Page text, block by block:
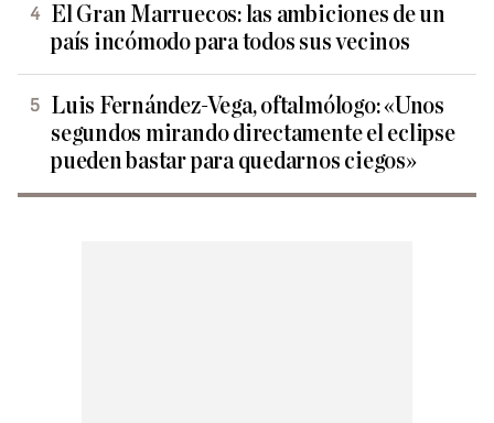
El Gran Marruecos: las ambiciones de un
país incómodo para todos sus vecinos
Luis Fernández-Vega, oftalmólogo: «Unos
segundos mirando directamente el eclipse
pueden bastar para quedarnos ciegos»